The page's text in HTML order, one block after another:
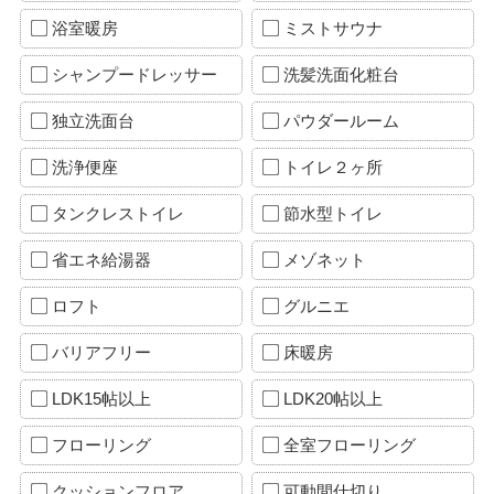
浴室暖房 ミストサウナ
シャンプードレッサー 洗髪洗面化粧台
独立洗面台 パウダールーム
洗浄便座 トイレ２ヶ所
タンクレストイレ 節水型トイレ
省エネ給湯器 メゾネット
ロフト グルニエ
バリアフリー 床暖房
LDK15帖以上 LDK20帖以上
フローリング 全室フローリング